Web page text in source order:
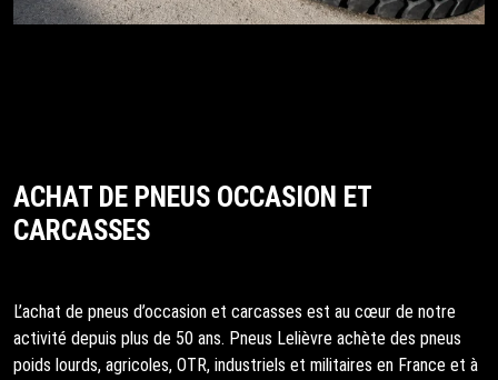
ACHAT DE PNEUS OCCASION ET
CARCASSES
L’achat de pneus d’occasion et carcasses est au cœur de notre
activité depuis plus de 50 ans. Pneus Lelièvre achète des pneus
poids lourds, agricoles, OTR, industriels et militaires en France et à